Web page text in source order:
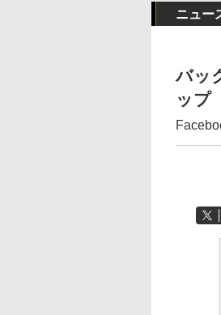
ニュー
バッ
ップ